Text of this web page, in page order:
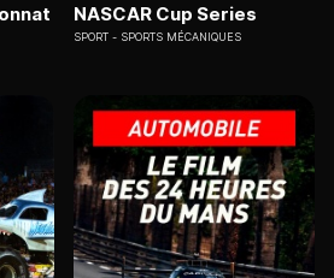
NASCAR Cup Series
SPORT SPORTS MÉCANIQUES